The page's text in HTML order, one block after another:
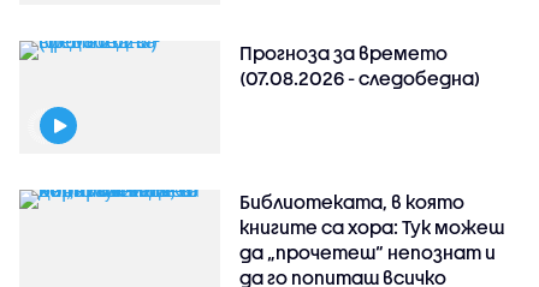
Прогноза за времето
(07.08.2026 - следобедна)
Библиотеката, в която
книгите са хора: Тук можеш
да „прочетеш“ непознат и
да го попиташ всичко